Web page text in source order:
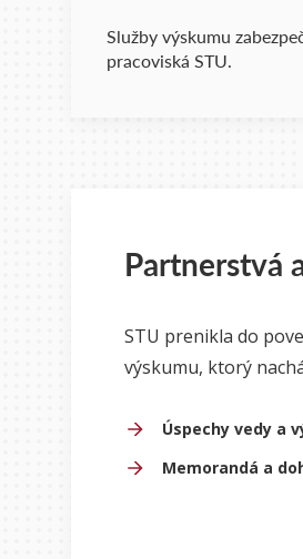
Služby výskumu
pracoviská STU.
Partnerstvá
STU prenikla do
výskumu, ktorý
Úspechy vedy a
Memorandá a